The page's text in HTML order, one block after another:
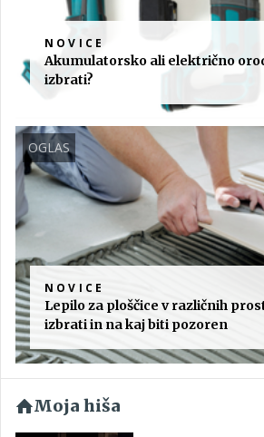
NOVICE
Akumulatorsko ali električno
izbrati?
OGLAS
NOVICE
Lepilo za ploščice v različnih
izbrati in na kaj biti pozoren
Moja hiša